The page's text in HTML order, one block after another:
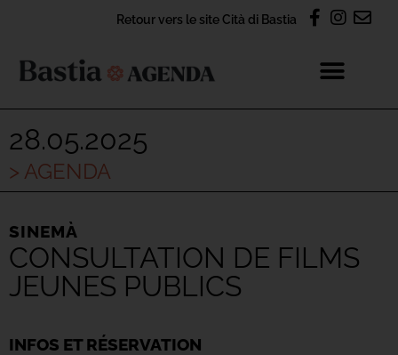
Retour vers le site Cità di Bastia
28.05.2025
> AGENDA
SINEMÀ
CONSULTATION DE FILMS
JEUNES PUBLICS
INFOS ET RÉSERVATION